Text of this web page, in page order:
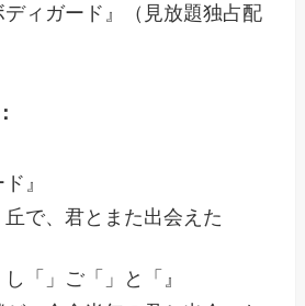
ディガード』（見放題独占配
』
丘で、君とまた出会えた
し「」ご「」と「』